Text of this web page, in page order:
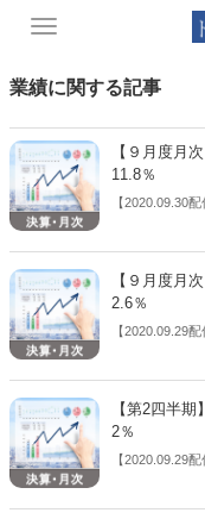
Toggle
業績に関する記事
【９月度月
11.8％
【2020.09.30
公表した。そ
【９月度月
2.6％
【2020.09.29
業績を公表し
【第2四半
2％
【2020.09.29
算を公表した